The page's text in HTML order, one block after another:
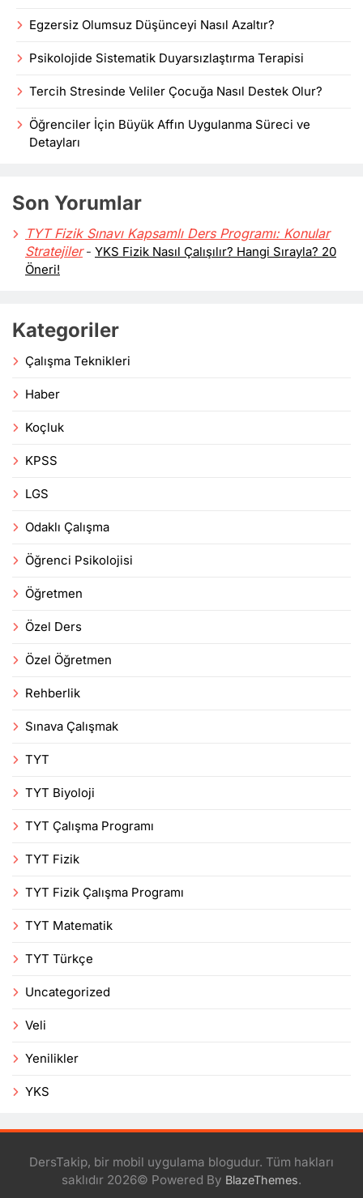
Egzersiz Olumsuz Düşünceyi Nasıl Azaltır?
Psikolojide Sistematik Duyarsızlaştırma Terapisi
Tercih Stresinde Veliler Çocuğa Nasıl Destek Olur?
Öğrenciler İçin Büyük Affın Uygulanma Süreci ve
Detayları
Son Yorumlar
TYT Fizik Sınavı Kapsamlı Ders Programı: Konular
Stratejiler- YKS Fizik Nasıl Çalışılır? Hangi Sırayla? 20
Öneri!
Kategoriler
Çalışma Teknikleri
Haber
Koçluk
KPSS
LGS
Odaklı Çalışma
Öğrenci Psikolojisi
Öğretmen
Özel Ders
Özel Öğretmen
Rehberlik
Sınava Çalışmak
TYT
TYT Biyoloji
TYT Çalışma Programı
TYT Fizik
TYT Fizik Çalışma Programı
TYT Matematik
TYT Türkçe
Uncategorized
Veli
Yenilikler
YKS
DersTakip, bir mobil uygulama blogudur. Tüm hakları
saklıdır 2026© Powered By BlazeThemes.